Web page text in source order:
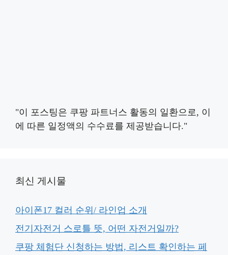
"이 포스팅은 쿠팡 파트너스 활동의 일환으로, 이
에 따른 일정액의 수수료를 제공받습니다."
최신 게시물
아이폰17 컬러 순위/ 라인업 소개
전기자전거 스로틀 뜻, 어떤 자전거일까?
쿠팡 체험단 신청하는 방법, 리스트 확인하는 페